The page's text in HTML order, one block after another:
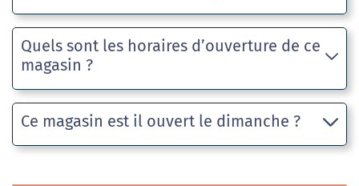
Quels sont les horaires d’ouverture de ce
magasin ?
Ce magasin est il ouvert le dimanche ?